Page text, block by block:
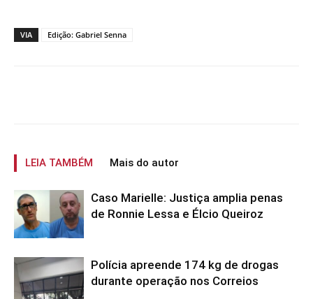
VIA Edição: Gabriel Senna
LEIA TAMBÉM Mais do autor
Caso Marielle: Justiça amplia penas
de Ronnie Lessa e Élcio Queiroz
Polícia apreende 174 kg de drogas
durante operação nos Correios